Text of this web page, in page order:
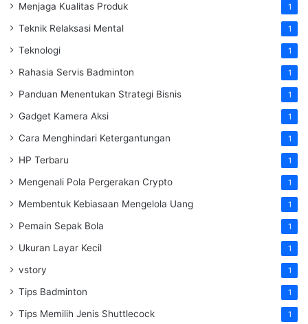
Menjaga Kualitas Produk 1
Teknik Relaksasi Mental 1
Teknologi 1
Rahasia Servis Badminton 1
Panduan Menentukan Strategi Bisnis 1
Gadget Kamera Aksi 1
Cara Menghindari Ketergantungan 1
HP Terbaru 1
Mengenali Pola Pergerakan Crypto 1
Membentuk Kebiasaan Mengelola Uang 1
Pemain Sepak Bola 1
Ukuran Layar Kecil 1
vstory 1
Tips Badminton 1
Tips Memilih Jenis Shuttlecock 1